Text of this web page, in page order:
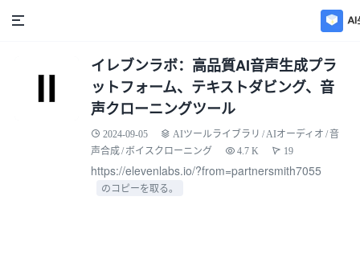
イレブンラボ：高品質AI音声生成プラ
ットフォーム、テキストダビング、音
声クローニングツール
2024-09-05 AIツールライブラリ / AIオーディオ /音
声合成/ ボイスクローニング 4.7 K 19
https://elevenlabs.io/?from=partnersmith7055
のコピーを取る。